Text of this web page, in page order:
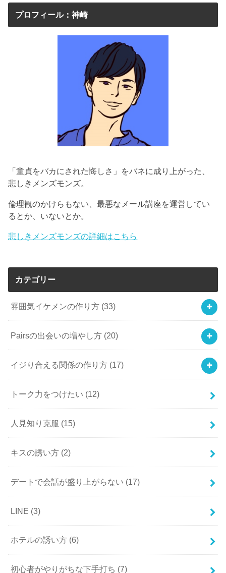
プロフィール：神崎
「童貞をバカにされた悔しさ」をバネに成り上がった、
悲しきメンズモンズ。
倫理観のかけらもない、最悪なメール講座を運営してい
るとか、いないとか。
悲しきメンズモンズの詳細はこちら
カテゴリー
雰囲気イケメンの作り方 (33)
Pairsの出会いの増やし方 (20)
イジり合える関係の作り方 (17)
トーク力をつけたい (12)
人見知り克服 (15)
キスの誘い方 (2)
デートで会話が盛り上がらない (17)
LINE (3)
ホテルの誘い方 (6)
初心者がやりがちな下手打ち (7)